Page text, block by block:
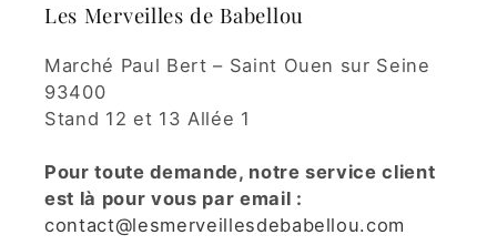
Les Merveilles de Babellou
Marché Paul Bert – Saint Ouen sur Seine
93400
Stand 12 et 13 Allée 1
Pour toute demande, notre service client
est là pour vous par email :
contact@lesmerveillesdebabellou.com